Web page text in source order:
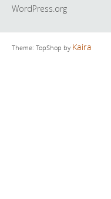
WordPress.org
Theme: TopShop by Kaira